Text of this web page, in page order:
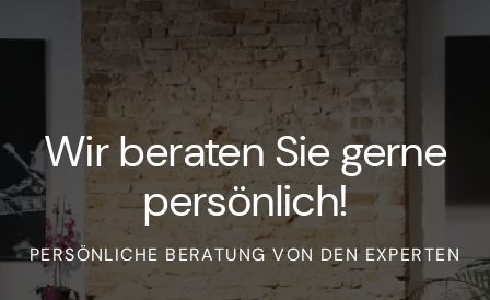
Wir beraten Sie gerne
persönlich!
PERSÖNLICHE BERATUNG VON DEN EXPERTEN